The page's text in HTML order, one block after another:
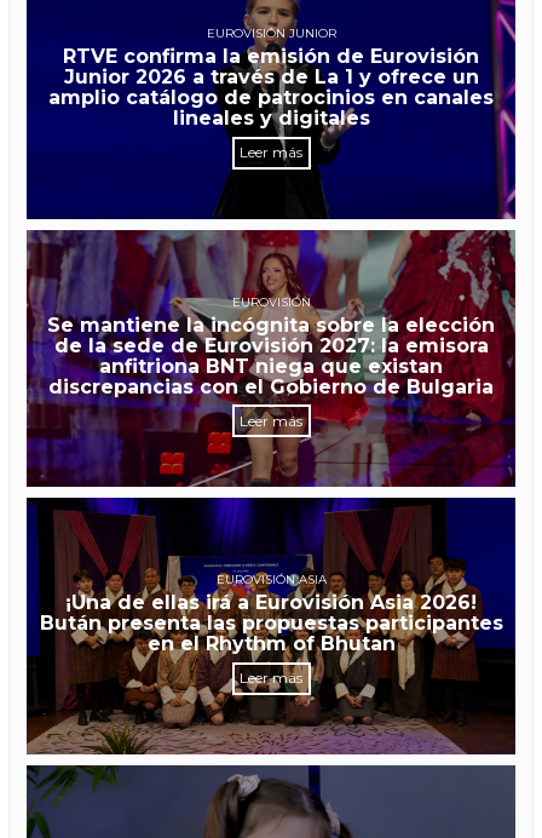
EUROVISIÓN JUNIOR
RTVE confirma la emisión de Eurovisión
Junior 2026 a través de La 1 y ofrece un
amplio catálogo de patrocinios en canales
lineales y digitales
Leer más
EUROVISIÓN
Se mantiene la incógnita sobre la elección
de la sede de Eurovisión 2027: la emisora
anfitriona BNT niega que existan
discrepancias con el Gobierno de Bulgaria
Leer más
EUROVISIÓN ASIA
¡Una de ellas irá a Eurovisión Asia 2026!
Bután presenta las propuestas participantes
en el Rhythm of Bhutan
Leer más